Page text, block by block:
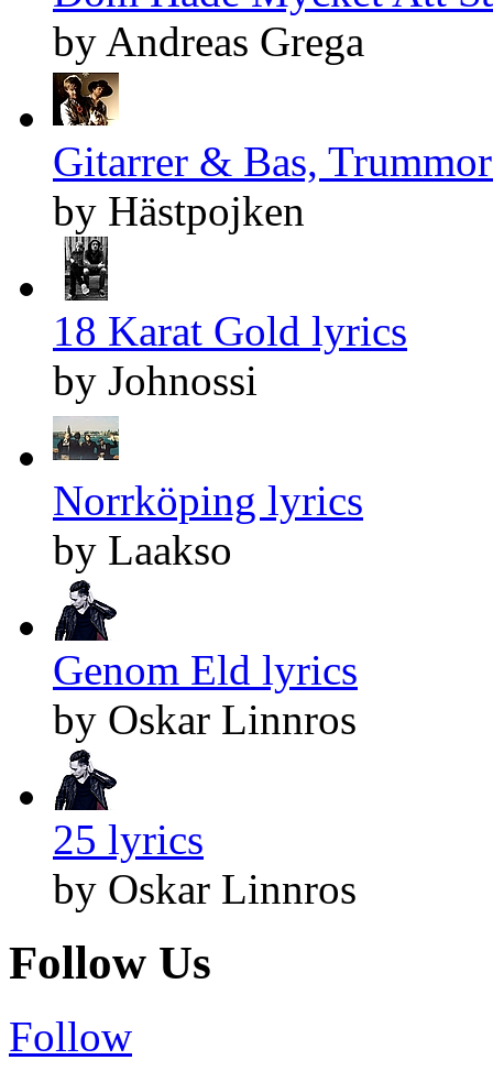
by Andreas Grega
Gitarrer & Bas,
by Hästpojken
18 Karat Gold lyrics
by Johnossi
Norrköping lyrics
by Laakso
Genom Eld lyrics
by Oskar Linnros
25 lyrics
by Oskar Linnros
Follow Us
Follow